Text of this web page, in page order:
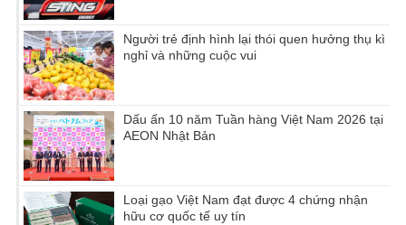
Người trẻ định hình lại thói quen hưởng thụ kì
nghỉ và những cuộc vui
Dấu ấn 10 năm Tuần hàng Việt Nam 2026 tại
AEON Nhật Bản
Loại gạo Việt Nam đạt được 4 chứng nhận
hữu cơ quốc tế uy tín